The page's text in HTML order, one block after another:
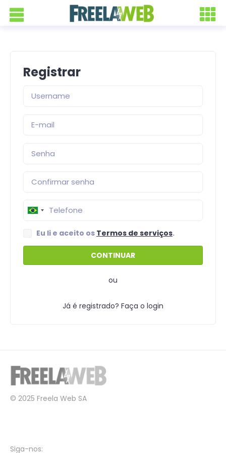
Registrar
Eu li e aceito os Termos de serviços.
ou
Já é registrado? Faça o login
© 2025 Freela Web SA
Siga-nos: